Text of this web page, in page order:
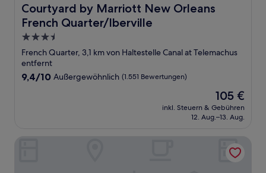
Courtyard by Marriott New Orleans
French Quarter/Iberville
Courtyard by Marriott New Orleans French Quarter/
3.5-
Sterne-
Unterkunft
French Quarter, 3,1 km von Haltestelle Canal at Telemachus
entfernt
9.4
9,4/10 Außergewöhnlich (1.551 Bewertungen)
Der
Preis
beträgt
105 €
inkl. Steuern & Gebühren
12. Aug.–13. Aug.
The Roosevelt New Orleans, A Waldorf Astoria Hotel